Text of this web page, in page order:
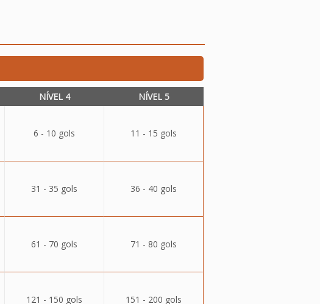
NÍVEL 4 NÍVEL 5
6 - 10 gols 11 - 15 gols
31 - 35 gols 36 - 40 gols
61 - 70 gols 71 - 80 gols
121 - 150 gols 151 - 200 gols